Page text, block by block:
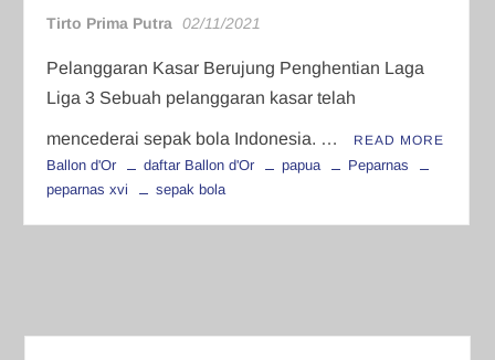
Tirto Prima Putra 02/11/2021
Pelanggaran Kasar Berujung Penghentian Laga
Liga 3 Sebuah pelanggaran kasar telah
mencederai sepak bola Indonesia. … READ MORE
Ballon d'Or daftar Ballon d'Or papua
Peparnas
peparnas xvi
sepak bola